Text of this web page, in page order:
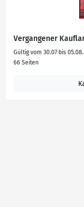
Vergangener
Gültig vom 30.07 bis
66 Seiten